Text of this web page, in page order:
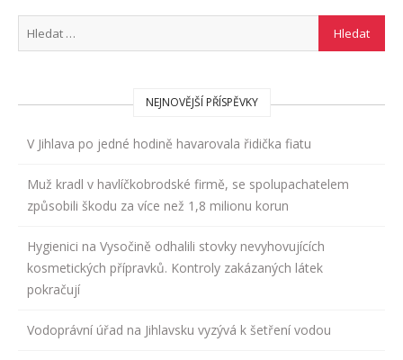
NEJNOVĚJŠÍ PŘÍSPĚVKY
V Jihlava po jedné hodině havarovala řidička fiatu
Muž kradl v havlíčkobrodské firmě, se spolupachatelem
způsobili škodu za více než 1,8 milionu korun
Hygienici na Vysočině odhalili stovky nevyhovujících
kosmetických přípravků. Kontroly zakázaných látek
pokračují
Vodoprávní úřad na Jihlavsku vyzývá k šetření vodou